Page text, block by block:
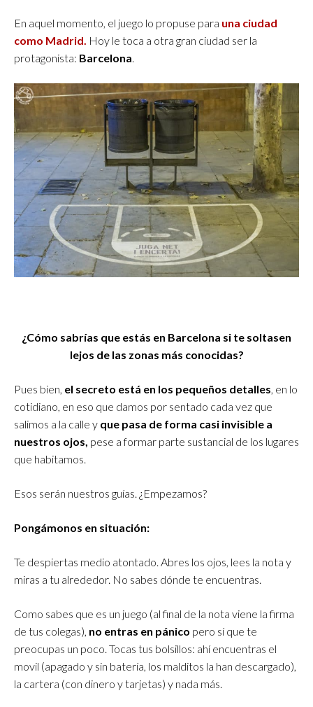
En aquel momento, el juego lo propuse para una ciudad
como Madrid. Hoy le toca a otra gran ciudad ser la
protagonista: Barcelona
¿Cómo sabrías que estás en Barcelona si te soltasen
lejos de las zonas más conocidas?
Pues bien, el secreto está en los pequeños detalles , en lo
cotidiano, en eso que damos por sentado cada vez que
salimos a la calle y que pasa de forma casi invisible a
nuestros ojos, pese a formar parte sustancial de los lugares
que habitamos.
Esos serán nuestros guías. ¿Empezamos?
Pongámonos en situación:
Te despiertas medio atontado. Abres los ojos, lees la nota y
miras a tu alrededor. No sabes dónde te encuentras.
Como sabes que es un juego (al final de la nota viene la firma
de tus colegas), no entras en pánico pero sí que te
preocupas un poco. Tocas tus bolsillos: ahí encuentras el
movil (apagado y sin batería, los malditos la han descargado),
la cartera (con dinero y tarjetas) y nada más.